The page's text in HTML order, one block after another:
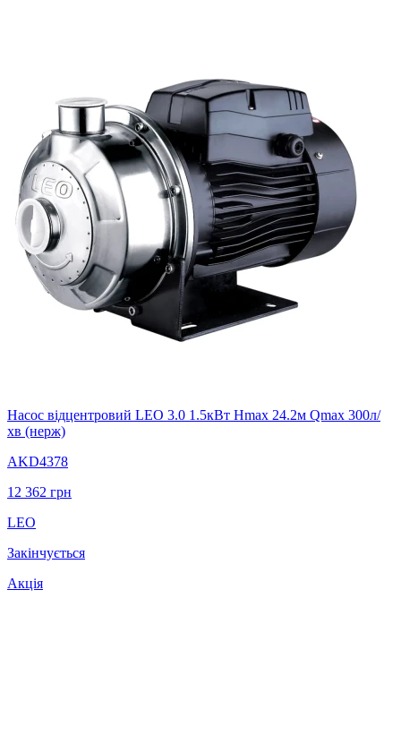
Насос відцентровий LEO 3.0 1.5кВт Hmax 24.2м Qmax 300л/
хв (нерж)
AKD4378
12 362 грн
LEO
Закінчується
Акція